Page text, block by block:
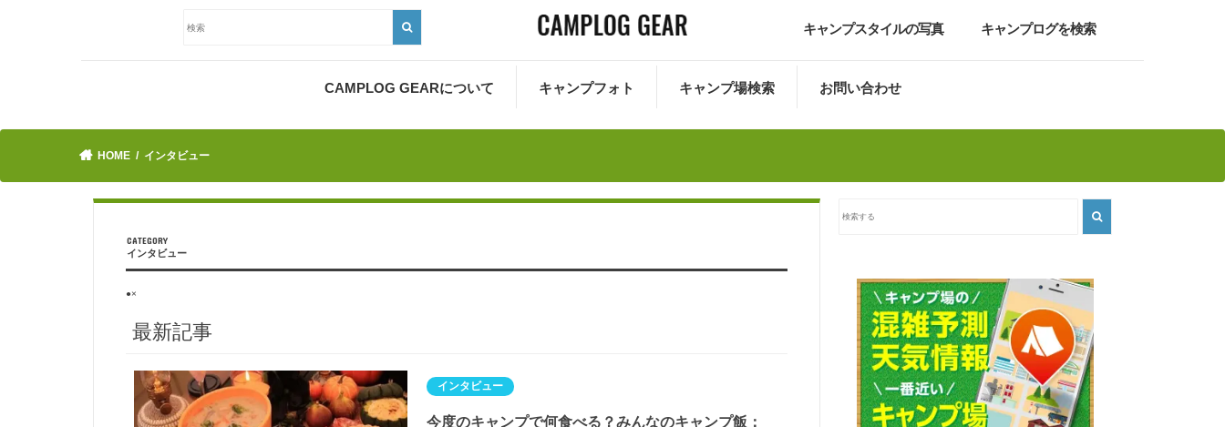
キャンプスタイルの写真 キャンプログを検索
CAMPLOG GEARについて キャンプフォト キャンプ場検索 お問い合わせ
HOME インタビュー
インタビュー
●×
最新記事
インタビュー
今度のキャンプで何食べる？みんなのキャンプ飯：